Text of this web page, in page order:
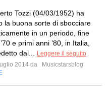
Tozzi (04/03/1952) ha
la buona sorte di sbocciare
in un periodo, fine
e primi anni ’80, in Italia,
dal...
Leggere il seguito
2014 da
Musicstarsblog